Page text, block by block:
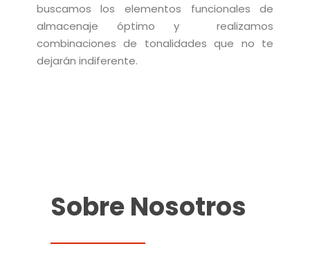
buscamos los elementos funcionales de
almacenaje óptimo y realizamos
combinaciones de tonalidades que no te
dejarán indiferente.
Sobre Nosotros